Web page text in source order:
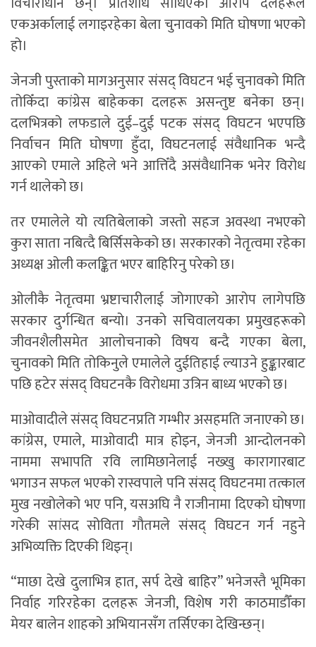
एकअर्कालाई लगाइरहेका बेला चुनावको मिति घोषणा भएको
हो।
जेनजी पुस्ताको मागअनुसार संसद् विघटन भई चुनावको मिति
तोकिँदा कांग्रेस बाहेकका दलहरू असन्तुष्ट बनेका छन्।
दलभित्रको लफडाले दुई–दुई पटक संसद् विघटन भएपछि
निर्वाचन मिति घोषणा हुँदा, विघटनलाई संवैधानिक भन्दै
आएको एमाले अहिले भने आत्तिँदै असंवैधानिक भनेर विरोध
गर्न थालेको छ।
तर एमालेले यो त्यतिबेलाको जस्तो सहज अवस्था नभएको
कुरा साता नबित्दै बिर्सिसकेको छ। सरकारको नेतृत्वमा रहेका
अध्यक्ष ओली कलङ्कित भएर बाहिरिनु परेको छ।
ओलीकै नेतृत्वमा भ्रष्टाचारीलाई जोगाएको आरोप लागेपछि
सरकार दुर्गन्धित बन्यो। उनको सचिवालयका प्रमुखहरूको
जीवनशैलीसमेत आलोचनाको विषय बन्दै गएका बेला,
चुनावको मिति तोकिनुले एमालेले दुईतिहाई ल्याउने हुङ्कारबाट
पछि हटेर संसद् विघटनकै विरोधमा उत्रिन बाध्य भएको छ।
माओवादीले संसद् विघटनप्रति गम्भीर असहमति जनाएको छ।
कांग्रेस, एमाले, माओवादी मात्र होइन, जेनजी आन्दोलनको
नाममा सभापति रवि लामिछानेलाई नख्खु कारागारबाट
भगाउन सफल भएको रास्वपाले पनि संसद् विघटनमा तत्काल
मुख नखोलेको भए पनि, यसअघि नै राजीनामा दिएको घोषणा
गरेकी सांसद सोविता गौतमले संसद् विघटन गर्न नहुने
अभिव्यक्ति दिएकी थिइन्।
“माछा देखे दुलाभित्र हात, सर्प देखे बाहिर” भनेजस्तै भूमिका
निर्वाह गरिरहेका दलहरू जेनजी, विशेष गरी काठमाडौँका
मेयर बालेन शाहको अभियानसँग तर्सिएका देखिन्छन्।